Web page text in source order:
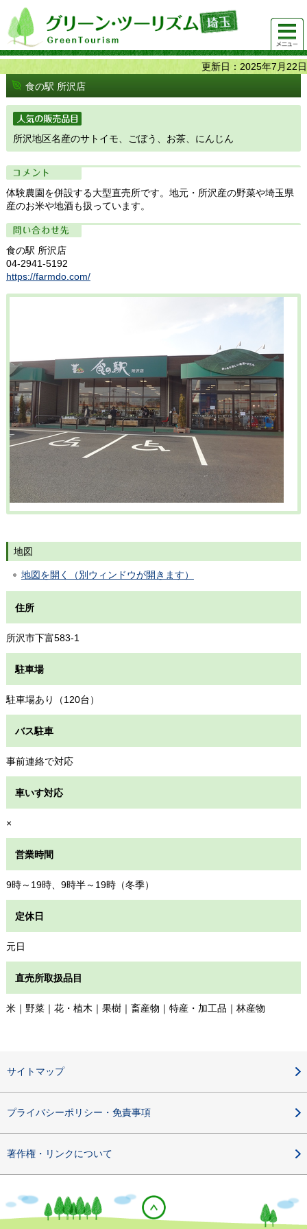
グリーンツーリズム埼玉 緑豊かな農山村で 楽しく！
美味しく！
メニュ
ー
更新日：2025年7月22日
食の駅 所沢店
人気の販売品目
所沢地区名産のサトイモ、ごぼう、お茶、にんじん
コメント
体験農園を併設する大型直売所です。地元・所沢産の野菜や埼玉県
産のお米や地酒も扱っています。
問い合わせ先
食の駅 所沢店
04-2941-5192
https://farmdo.com/
地図
地図を開く（別ウィンドウが開きます）
住所
所沢市下富583-1
駐車場
駐車場あり（120台）
バス駐車
事前連絡で対応
車いす対応
×
営業時間
9時～19時、9時半～19時（冬季）
定休日
元日
直売所取扱品目
米｜野菜｜花・植木｜果樹｜畜産物｜特産・加工品｜林産物
サイトマップ
プライバシーポリシー・免責事項
著作権・リンクについて